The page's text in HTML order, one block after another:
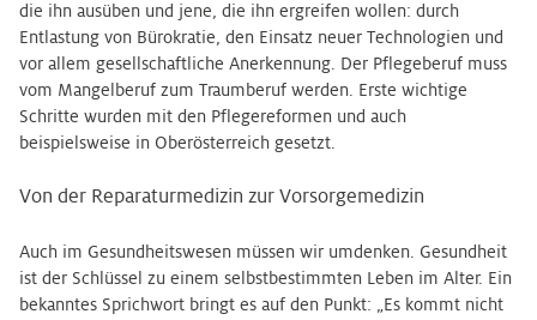
die ihn ausüben und jene, die ihn ergreifen wollen: durch
Entlastung von Bürokratie, den Einsatz neuer Technologien und
vor allem gesellschaftliche Anerkennung. Der Pflegeberuf muss
vom Mangelberuf zum Traumberuf werden. Erste wichtige
Schritte wurden mit den Pflegereformen und auch
beispielsweise in Oberösterreich gesetzt.
Von der Reparaturmedizin zur Vorsorgemedizin
Auch im Gesundheitswesen müssen wir umdenken. Gesundheit
ist der Schlüssel zu einem selbstbestimmten Leben im Alter. Ein
bekanntes Sprichwort bringt es auf den Punkt: „Es kommt nicht